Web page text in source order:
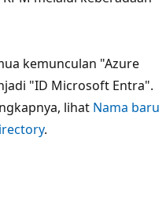
kemunculan "Azure
"ID Microsoft Entra".
lihat Nama baru
.